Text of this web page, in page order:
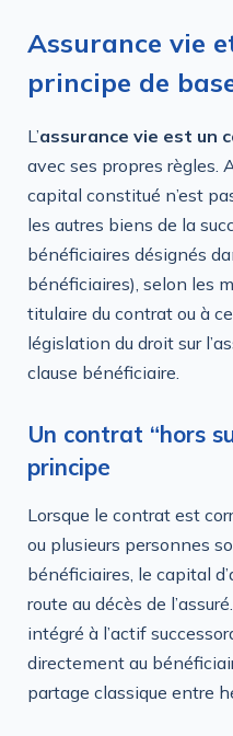
Assurance vie
principe de
L’assurance vie est un
avec ses propres règles.
capital constitué n’est
les autres biens de la
bénéficiaires désignés
bénéficiaires), selon les
titulaire du contrat ou à
législation du droit sur
clause bénéficiaire.
Un contrat “hors
principe
Lorsque le contrat est
ou plusieurs personnes
bénéficiaires, le capital
route au décès de
intégré à l’actif
directement au
partage classique entre